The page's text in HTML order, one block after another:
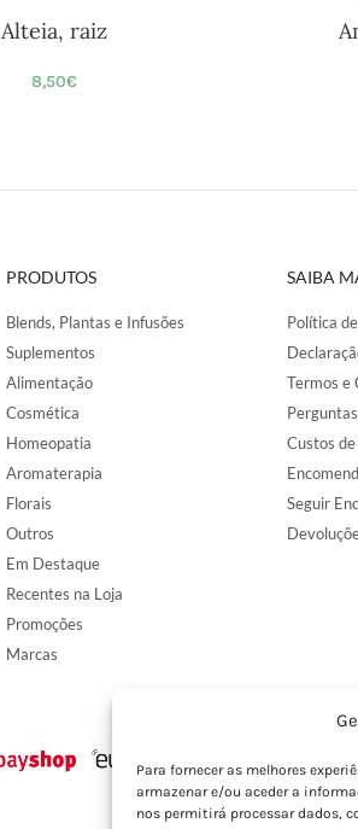
Para fornecer as melhores
armazenar e/ou aceder a
nos permitirá processar dados,
Alteia, raiz
8,50€
PRODUTOS
Blends, Plantas e Infusões
Suplementos
Alimentação
Cosmética
Homeopatia
Aromaterapia
Florais
Outros
Em Destaque
Recentes na Loja
Promoções
Marcas
SAIBA
Política
Termos e
Custos
Seguir